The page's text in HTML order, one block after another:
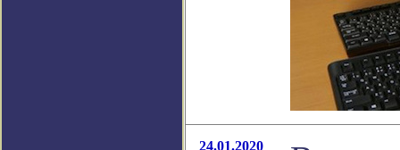
24.01.2020